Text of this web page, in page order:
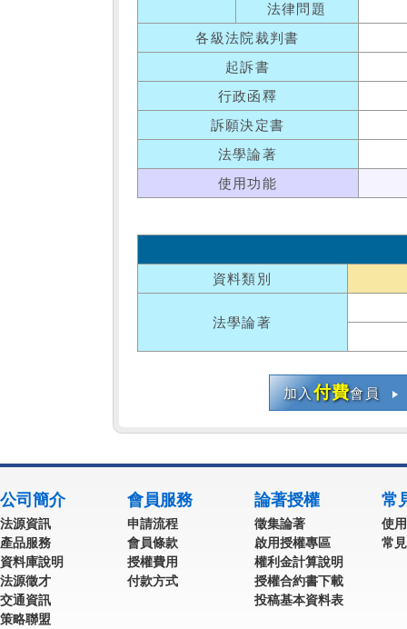
法律問題
各級法院裁判書
起訴書
行政函釋
訴願決定書
法學論著
使用功能
資料類別
法學論著
加入付費會員
公司簡介
法源資訊
產品服務
資料庫說明
法源徵才
交通資訊
策略聯盟
會員服務
申請流程
會員條款
授權費用
付款方式
論著授權
徵集論著
啟用授權專區
權利金計算說明
授權合約書下載
投稿基本資料表
常
使
常